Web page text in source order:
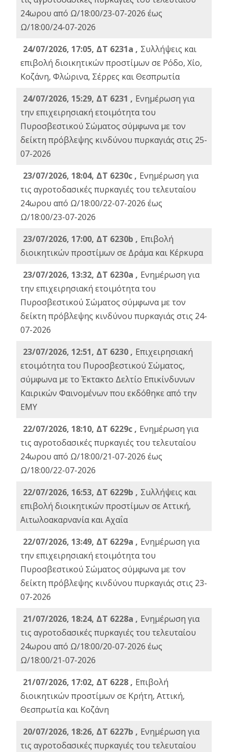
24ωρου από Ω/18:00/23-07-2026 έως
Ω/18:00/24-07-2026
24/07/2026, 17:05, ΔΤ 6231a , Συλλήψεις και
επιβολή διοικητικών προστίμων σε Ρόδο, Χίο,
Κοζάνη, Φλώρινα, Σέρρες και Θεσπρωτία
24/07/2026, 15:29, ΔΤ 6231 , Ενημέρωση για
την επιχειρησιακή ετοιμότητα του
Πυροσβεστικού Σώματος σύμφωνα με τον
δείκτη πρόβλεψης κινδύνου πυρκαγιάς στις 25-
07-2026
23/07/2026, 18:04, ΔΤ 6230c , Ενημέρωση για
τις αγροτοδασικές πυρκαγιές του τελευταίου
24ωρου από Ω/18:00/22-07-2026 έως
Ω/18:00/23-07-2026
23/07/2026, 17:00, ΔΤ 6230b , Επιβολή
διοικητικών προστίμων σε Δράμα και Κέρκυρα
23/07/2026, 13:32, ΔΤ 6230a , Ενημέρωση για
την επιχειρησιακή ετοιμότητα του
Πυροσβεστικού Σώματος σύμφωνα με τον
δείκτη πρόβλεψης κινδύνου πυρκαγιάς στις 24-
07-2026
23/07/2026, 12:51, ΔΤ 6230 , Επιχειρησιακή
ετοιμότητα του Πυροσβεστικού Σώματος,
σύμφωνα με το Έκτακτο Δελτίο Επικίνδυνων
Καιρικών Φαινομένων που εκδόθηκε από την
ΕΜΥ
22/07/2026, 18:10, ΔΤ 6229c , Ενημέρωση για
τις αγροτοδασικές πυρκαγιές του τελευταίου
24ωρου από Ω/18:00/21-07-2026 έως
Ω/18:00/22-07-2026
22/07/2026, 16:53, ΔΤ 6229b , Σuλλήψεις και
επιβολή διοικητικών προστίμων σε Αττική,
Αιτωλοακαρνανία και Αχαΐα
22/07/2026, 13:49, ΔΤ 6229a , Ενημέρωση για
την επιχειρησιακή ετοιμότητα του
Πυροσβεστικού Σώματος σύμφωνα με τον
δείκτη πρόβλεψης κινδύνου πυρκαγιάς στις 23-
07-2026
21/07/2026, 18:24, ΔΤ 6228a , Ενημέρωση για
τις αγροτοδασικές πυρκαγιές του τελευταίου
24ωρου από Ω/18:00/20-07-2026 έως
Ω/18:00/21-07-2026
21/07/2026, 17:02, ΔΤ 6228 , Επιβολή
διοικητικών προστίμων σε Κρήτη, Αττική,
Θεσπρωτία και Κοζάνη
20/07/2026, 18:26, ΔΤ 6227b , Ενημέρωση για
τις αγροτοδασικές πυρκαγιές του τελευταίου